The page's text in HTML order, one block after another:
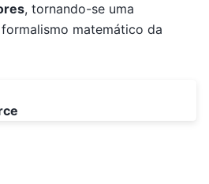
, tornando-se uma
matemático da